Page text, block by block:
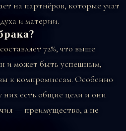
на партнёров, которые учат
и материи.
72%, что выше
и может быть успешным,
к компромиссам. Особенно
них есть общие цели и они
— преимущество, а не